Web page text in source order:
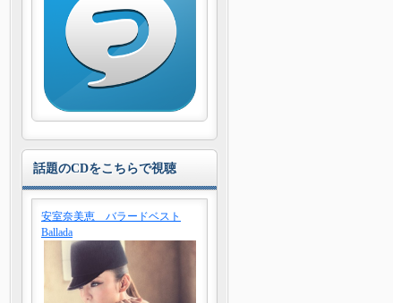
話題のCDをこちらで視聴
安室奈美恵 バラードベスト
Ballada